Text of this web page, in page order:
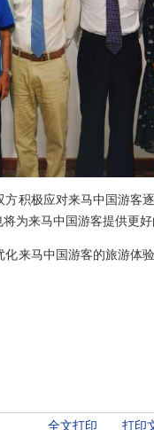
积极应对来马中国游客
为来马中国游客提供更好
来马中国游客的旅游体
全文打印 打印